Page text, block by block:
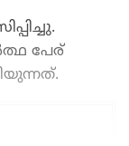
പേര്